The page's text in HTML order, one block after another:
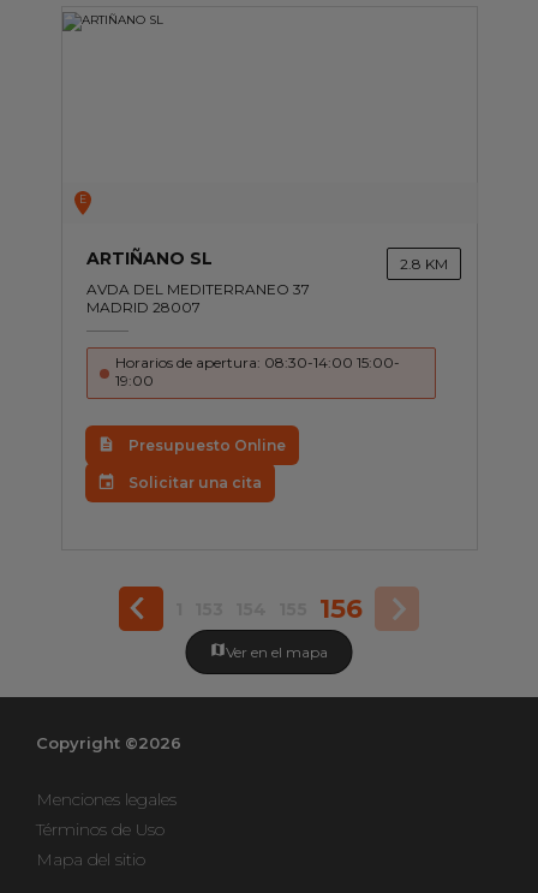
E
ARTIÑANO SL
AVDA DEL MEDITERRANEO 37
MADRID 28007
2.8 KM
Horarios de apertura: 08:30-14:00 15:00-
19:00
Presupuesto Online
Solicitar una cita
156
Ver en el mapa
Copyright ©2026
Menciones legales
Términos de Uso
Mapa del sitio